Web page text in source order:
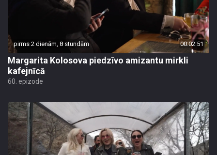
pirms 2 dienām, 8 stundām 00:02:51
Margarita Kolosova piedzīvo amizantu mirkli
kafejnīcā
60. epizode